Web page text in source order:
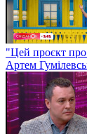
"Цей проєкт про
Артем